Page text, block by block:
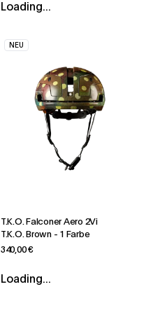
Loading...
NEU
T.K.O. Falconer Aero 2Vi
T.K.O. Brown- 1 Farbe
340,00 €
Loading...